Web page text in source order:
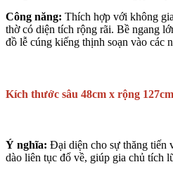
Công năng: Thích hợp với không
thờ có diện tích rộng rãi. Bề ngang
đồ lễ cúng kiếng thịnh soạn vào các
Kích thước sâu 48cm x rộng
Ý nghĩa: Đại diện cho sự thăng tiến
dào liên tục đổ về, giúp gia chủ tích